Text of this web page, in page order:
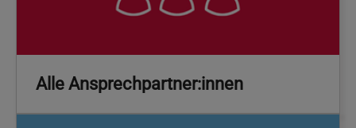
Alle Ansprechpartner:innen